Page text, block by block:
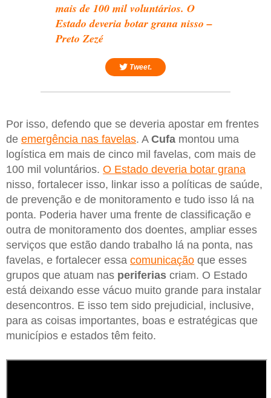
mais de 100 mil voluntários. O
Estado deveria botar grana nisso –
Preto Zezé
Tweet.
Por isso, defendo que se deveria apostar em frentes
de emergência nas favelas. A Cufa montou uma
logística em mais de cinco mil favelas, com mais de
100 mil voluntários. O Estado deveria botar grana
nisso, fortalecer isso, linkar isso a políticas de saúde,
de prevenção e de monitoramento e tudo isso lá na
ponta. Poderia haver uma frente de classificação e
outra de monitoramento dos doentes, ampliar esses
serviços que estão dando trabalho lá na ponta, nas
favelas, e fortalecer essa comunicação que esses
grupos que atuam nas periferias criam. O Estado
está deixando esse vácuo muito grande para instalar
desencontros. E isso tem sido prejudicial, inclusive,
para as coisas importantes, boas e estratégicas que
municípios e estados têm feito.